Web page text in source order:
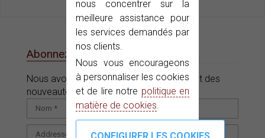
nous concentrer sur la
meilleure assistance pour
les services demandés par
nos clients.
Nous vous encourageons
à personnaliser les cookies
et de lire notre politique en
matière de cookies
Abonnez-vous à notre e-News
Nous avons des offres, des promotions et des
nouveautés pour vous.